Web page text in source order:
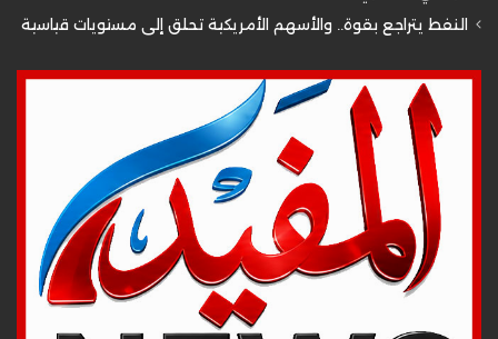
النفط يتراجع بقوة.. والأسهم الأمريكية تحلق إلى مستويات قياسية